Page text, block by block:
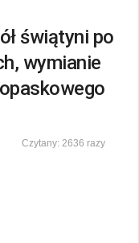
świątyni po
wymianie
Czytany: 2636 razy